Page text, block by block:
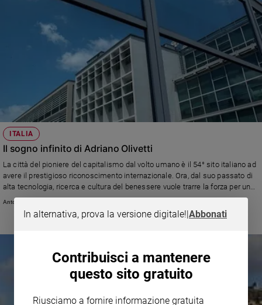
ITALIA
Il sogno infinito di Adriano Olivetti
La città del pioniere del capitalismo dal volto umano è il 54° sito italiano ad
avere il prestigioso riconoscimento internazionale. Ora, dal suo passato di
alta tecnologia, ricerca e cultura del benessere vuole trarre la forza per un
grande futuro
Antonio Sanfrancesco
In alternativa, prova la versione digitale!|Abbonati
Contribuisci a mantenere
questo sito gratuito
Riusciamo a fornire informazione gratuita